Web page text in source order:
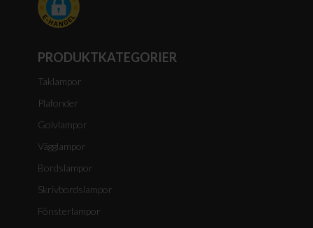
PRODUKTKATEGORIER
Taklampor
Plafonder
Golvlampor
Vägglampor
Bordslampor
Skrivbordslampor
Fönsterlampor